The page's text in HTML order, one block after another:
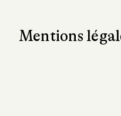
Mentions